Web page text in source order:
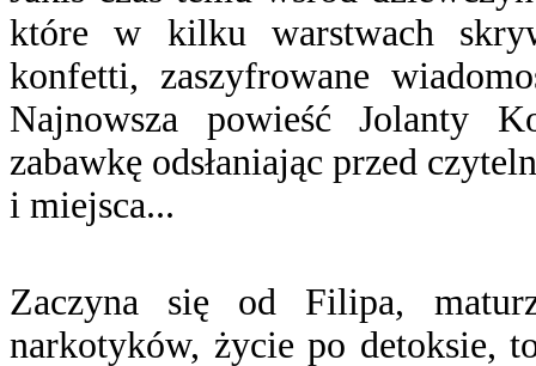
które w kilku warstwach
konfetti, zaszyfrowane
Najnowsza powieść Jolanty
zabawkę odsłaniając przed
i miejsca...
Zaczyna się od Filipa,
narkotyków, życie po detoksie,